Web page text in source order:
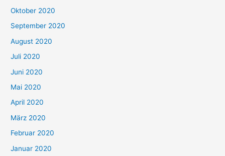
Oktober 2020
September 2020
August 2020
Juli 2020
Juni 2020
Mai 2020
April 2020
März 2020
Februar 2020
Januar 2020